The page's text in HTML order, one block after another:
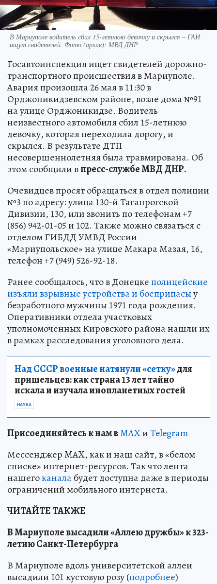
В Мариуполе водитель сбил 15-летнюю девочку и скрылся – ГАИ
ищут свидетелей. Фото (архив): МВД ДНР
Госавтоинспекция ищет свидетелей дорожно-
транспортного происшествия в Мариуполе.
Авария произошла 26 мая в 11:30 в
Орджоникидзевском районе, возле дома №91
на улице Орджоникидзе. Водитель
неизвестного автомобиля сбил 15-летнюю
девочку, которая переходила дорогу, и
скрылся. В результате ДТП
несовершеннолетняя была травмирована. Об
этом сообщили впресс-службе МВД ДНР.
Очевидцев просят обращаться в отдел полиции
№3 по адресу: улица 130-й Таганрогской
Дивизии, 130, или звонить по телефонам +7
(856) 942-01-05 и 102. Также можно связаться с
отделом ГИБДД УМВД России
«Мариупольское» на улице Макара Мазая, 16,
телефон +7 (949) 526-92-18.
Ранее сообщалось, что в Донецкеполицейские
изъяли взрывные устройства и боеприпасыу
безработного мужчины 1971 года рождения.
Оперативники отдела участковых
уполномоченных Кировского района нашли их
в рамках расследования уголовного дела.
Над СССР военные натянули «сетку»для
пришельцев: как страна 13 лет тайно
искала и изучала инопланетных гостей
НАУКА
Присоединяйтесь к нам вMAXиTelegram
Мессенджер MAX, как и наш сайт, в «белом
списке» интернет-ресурсов. Так что лента
нашегоканалабудет доступна даже в периоды
ограничений мобильного интернета.
ЧИТАЙТЕ ТАКЖЕ
В Мариуполе высадили «Аллею дружбы» к 323-
летию Санкт-Петербурга
В Мариуполе вдоль университетской аллеи
высадили 101 кустовую розу (подробнее)